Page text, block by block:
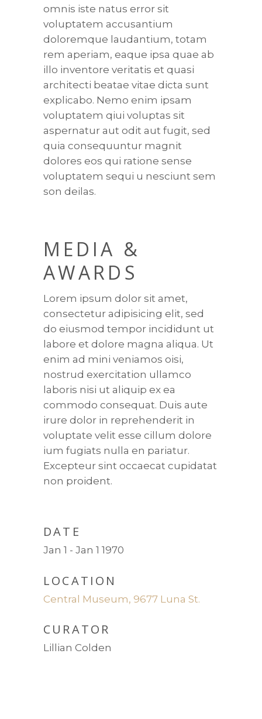
omnis iste natus error sit
voluptatem accusantium
doloremque laudantium, totam
rem aperiam, eaque ipsa quae ab
illo inventore veritatis et quasi
architecti beatae vitae dicta sunt
explicabo. Nemo enim ipsam
voluptatem qiui voluptas sit
aspernatur aut odit aut fugit, sed
quia consequuntur magnit
dolores eos qui ratione sense
voluptatem sequi u nesciunt sem
son deilas.
MEDIA &
AWARDS
Lorem ipsum dolor sit amet,
consectetur adipisicing elit, sed
do eiusmod tempor incididunt ut
labore et dolore magna aliqua. Ut
enim ad mini veniamos oisi,
nostrud exercitation ullamco
laboris nisi ut aliquip ex ea
commodo consequat. Duis aute
irure dolor in reprehenderit in
voluptate velit esse cillum dolore
ium fugiats nulla en pariatur.
Excepteur sint occaecat cupidatat
non proident.
DATE
Jan 1 - Jan 1 1970
LOCATION
Central Museum, 9677 Luna St.
CURATOR
Lillian Colden